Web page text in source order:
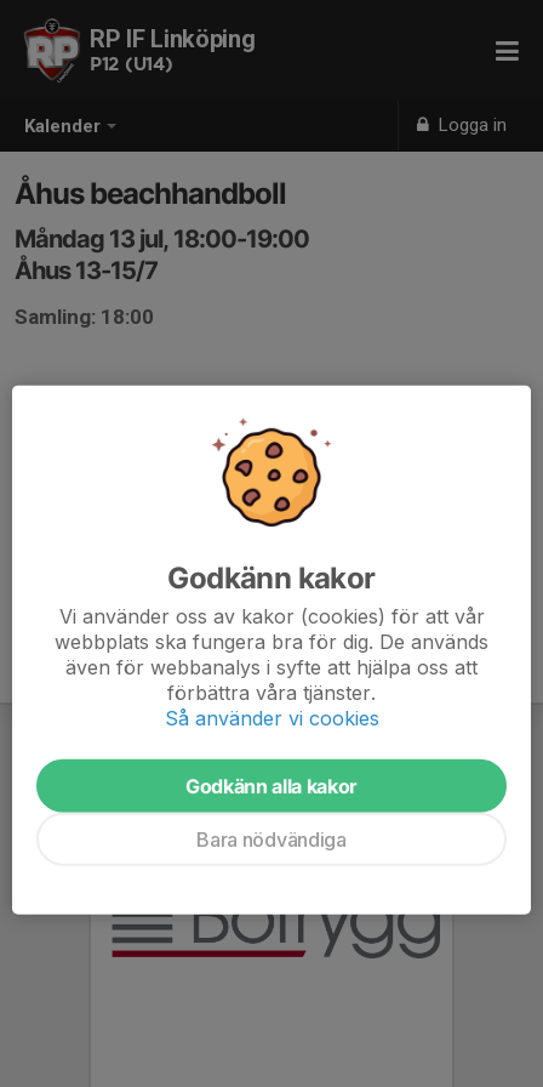
Kalender Logga in
RP IF Linköping
P12 (U14)
Åhus beachhandboll
Måndag 13 jul, 18:00-19:00
Åhus 13-15/7
Samling: 18:00
Godkänn kakor
Vi använder oss av kakor (cookies) för att vår
webbplats ska fungera bra för dig. De används
även för webbanalys i syfte att hjälpa oss att
förbättra våra tjänster.
Så använder vi cookies
Godkänn alla kakor
Bara nödvändiga